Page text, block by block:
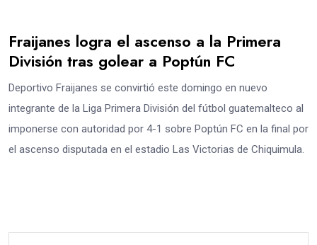
Fraijanes logra el ascenso a la Primera
División tras golear a Poptún FC
Deportivo Fraijanes se convirtió este domingo en nuevo
integrante de la Liga Primera División del fútbol guatemalteco al
imponerse con autoridad por 4-1 sobre Poptún FC en la final por
el ascenso disputada en el estadio Las Victorias de Chiquimula.